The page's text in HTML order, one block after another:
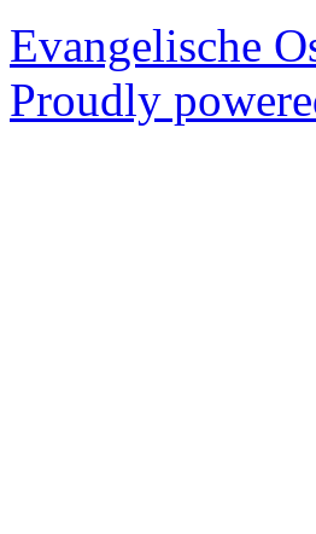
Evangelische
Proudly